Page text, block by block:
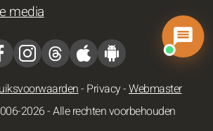
media
- Privacy-Webmaster
2026 - Alle rechten voorbehouden